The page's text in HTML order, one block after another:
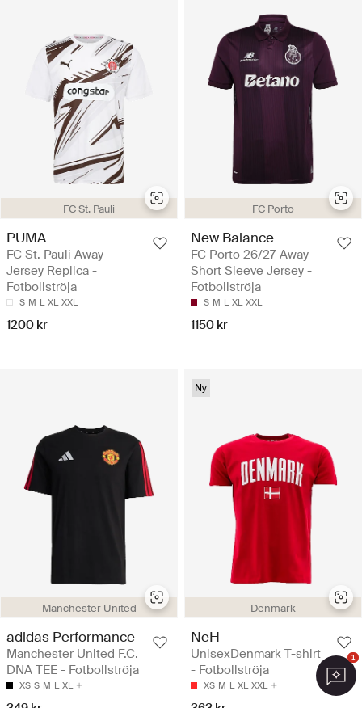
FC St. Pauli
PUMA
FC St. Pauli Away
Jersey Replica -
Fotbollströja
S M L XL XXL
1200 kr
FC Porto
New Balance
FC Porto 26/27 Away
Short Sleeve Jersey -
Fotbollströja
S M L XL XXL
1150 kr
Manchester United
adidas Performance
Manchester United F.C.
DNA TEE - Fotbollströja
XS S M L XL
Denmark
Ny
NeH
UnisexDenmark T-shirt
- Fotbollströja
XS M L XL XXL
1